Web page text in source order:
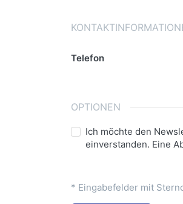
Telefon
OPTIONEN
Ich möchte den
einverstanden. Eine
* Eingabefelder mit